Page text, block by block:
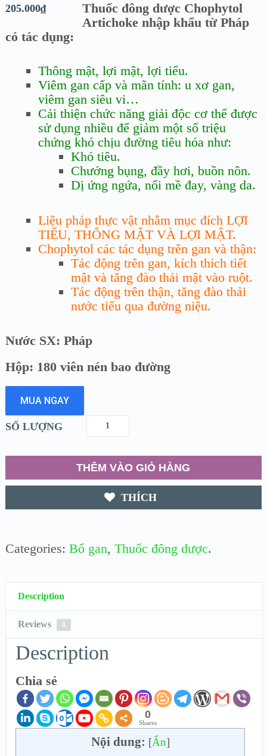
205.000₫
Thuốc đông dược Chophytol
Artichoke nhập khẩu từ Pháp
có tác dụng:
Thông mật, lợi mật, lợi tiểu.
Viêm gan cấp và mãn tính: u xơ gan,
viêm gan siêu vi…
Cải thiện chức năng giải độc cơ thể được
sử dụng nhiều để giảm một số triệu
chứng khó chịu đường tiêu hóa như:
Khó tiêu.
Chướng bụng, đầy hơi, buồn nôn.
Dị ứng ngứa, nổi mề đay, vàng da.
Liệu pháp thực vật nhằm mục đích LỢI
TIỂU, THÔNG MẬT VÀ LỢI MẬT.
Chophytol các tác dụng trên gan và thận:
Tác động trên gan, kích thích tiết
mật và tăng đào thải mật vào ruột.
Tác động trên thận, tăng đào thải
nước tiểu qua đường niệu.
Nước SX: Pháp
Hộp: 180 viên nén bao đường
MUA NGAY
SỐ LƯỢNG
THÊM VÀO GIỎ HÀNG
THÍCH
Categories: Bổ gan, Thuốc đông dược.
Description
Reviews 0
Description
Chia sẻ
0
Shares
Nội dung: [Ẩn]